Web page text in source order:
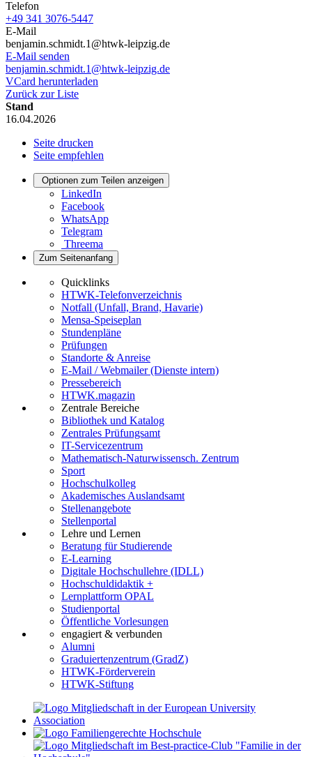
Telefon
+49 341 3076-5447
E-Mail
benjamin.schmidt.1@htwk-leipzig.de
E-Mail senden
benjamin.schmidt.1@htwk-leipzig.de
VCard herunterladen
Zurück zur Liste
Stand
16.04.2026
Seite drucken
Seite empfehlen
Optionen zum Teilen anzeigen
LinkedIn
Facebook
WhatsApp
Telegram
Threema
Zum Seitenanfang
Quicklinks
HTWK-Telefonverzeichnis
Notfall (Unfall, Brand, Havarie)
Mensa-Speiseplan
Stundenpläne
Prüfungen
Standorte & Anreise
E-Mail / Webmailer (Dienste intern)
Pressebereich
HTWK.magazin
Zentrale Bereiche
Bibliothek und Katalog
Zentrales Prüfungsamt
IT-Servicezentrum
Mathematisch-Naturwissensch. Zentrum
Sport
Hochschulkolleg
Akademisches Auslandsamt
Stellenangebote
Stellenportal
Lehre und Lernen
Beratung für Studierende
E-Learning
Digitale Hochschullehre (IDLL)
Hochschuldidaktik +
Lernplattform OPAL
Studienportal
Öffentliche Vorlesungen
engagiert & verbunden
Alumni
Graduiertenzentrum (GradZ)
HTWK-Förderverein
HTWK-Stiftung